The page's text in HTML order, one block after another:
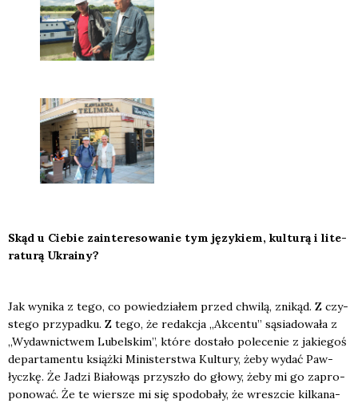
Skąd u Cie­bie zain­te­re­so­wa­nie tym języ­kiem, kul­tu­rą i lite­
ra­tu­rą Ukra­iny?
Jak wyni­ka z tego, co powie­dzia­łem przed chwi­lą, zni­kąd. Z czy­
ste­go przy­pad­ku. Z tego, że redak­cja „Akcen­tu” sąsia­do­wa­ła z
„Wydaw­nic­twem Lubel­skim”, któ­re dosta­ło pole­ce­nie z jakie­goś
depar­ta­men­tu książ­ki Mini­ster­stwa Kul­tu­ry, żeby wydać Paw­
łycz­kę. Że Jadzi Bia­ło­wąs przy­szło do gło­wy, żeby mi go zapro­
po­no­wać. Że te wier­sze mi się spodo­ba­ły, że wresz­cie kil­ka­na­